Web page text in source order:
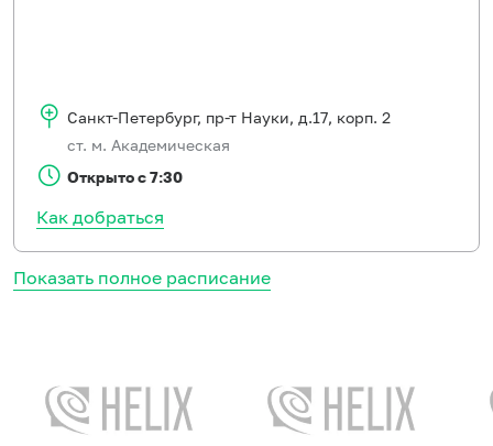
Показать полное расписание
Санкт-Петербург, пр-т Науки, д.17, корп. 2
ст. м. Академическая
Открыто с 7:30
Как добраться